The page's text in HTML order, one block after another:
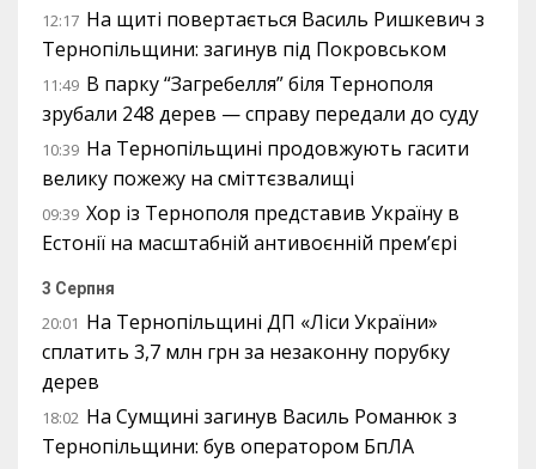
12:17 На щиті повертається Василь Ришкевич з
Тернопільщини: загинув під Покровськом
11:49 В парку “Загребелля” біля Тернополя
зрубали 248 дерев — справу передали до суду
10:39 На Тернопільщині продовжують гасити
велику пожежу на сміттєзвалищі
09:39 Хор із Тернополя представив Україну в
Естонії на масштабній антивоєнній прем’єрі
3 Серпня
20:01 На Тернопільщині ДП «Ліси України»
сплатить 3,7 млн грн за незаконну порубку
дерев
18:02 На Сумщині загинув Василь Романюк з
Тернопільщини: був оператором БпЛА